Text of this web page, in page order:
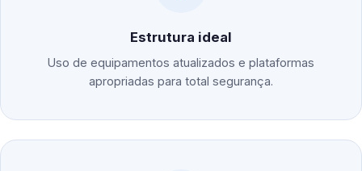
Estrutura ideal
Uso de equipamentos atualizados e plataformas
apropriadas para total segurança.